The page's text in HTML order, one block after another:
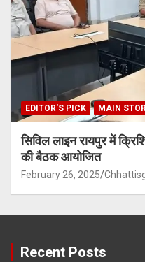
EDITOR'S PICK MAIN
सिविल लाइन रायपुर में
की बैठक आयोजित
February 26, 2025
Recent Posts